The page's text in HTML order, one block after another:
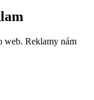
web. Reklamy nám